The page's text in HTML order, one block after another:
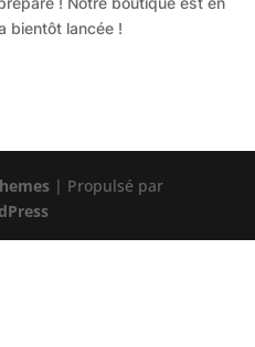
bientôt lancée !
| Propulsé par